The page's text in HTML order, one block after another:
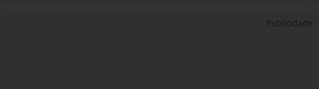
Publicidade